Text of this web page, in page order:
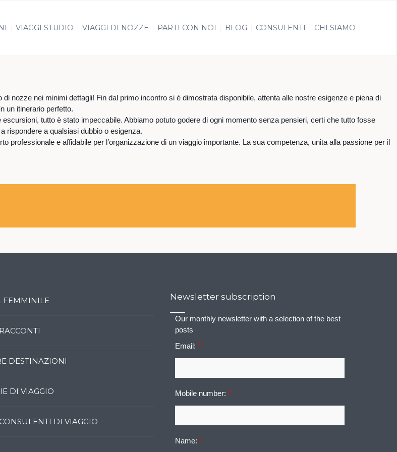
VIAGGI STUDIO VIAGGI DI NOZZE PARTI CON NOI BLOG CONSULENTI CHI SIAMO
nozze nei minimi dettagli! Fin dal primo incontro si è dimostrata disponibile, attenta alle nostre esigenze e piena di
un itinerario perfetto.
tutto è stato impeccabile. Abbiamo potuto godere di ogni momento senza pensieri, certi che tutto fosse
rispondere a qualsiasi dubbio o esigenza.
professionale e affidabile per l’organizzazione di un viaggio importante. La sua competenza, unita alla passione per il
FEMMINILE
DESTINAZIONI
DI VIAGGIO
DI VIAGGIO
Newsletter subscription
Our monthly newsletter with a selection of the best
posts
Email: *
Mobile number: *
Name: *